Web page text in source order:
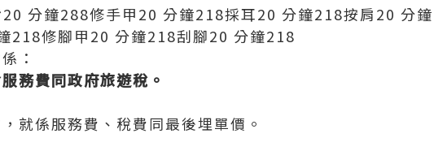
分鐘288修手甲20 分鐘218採耳20 分鐘218按肩20 分鐘
218修腳甲20 分鐘218刮腳20 分鐘218
：
務費同政府旅遊稅。
就係服務費、稅費同最後埋單價。